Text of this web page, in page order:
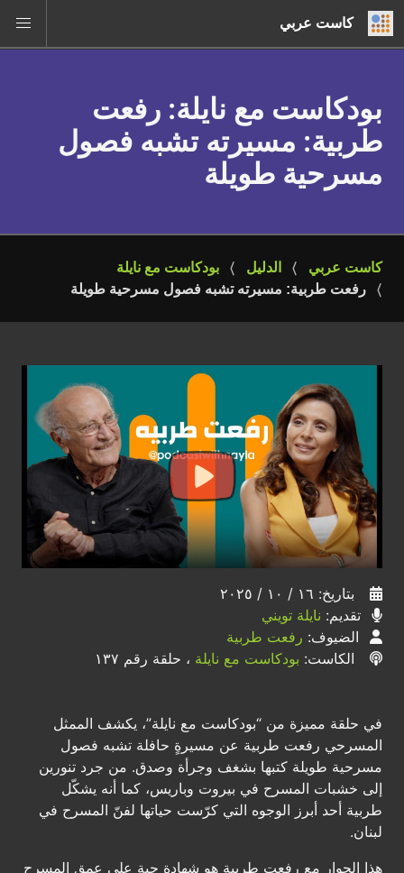
كاست عربي
بودكاست مع نايلة: رفعت
طربية: مسيرته تشبه فصول
مسرحية طويلة
كاست عربي الدليل
بودكاست مع نايلة
رفعت طربية: مسيرته تشبه فصول مسرحية طويلة
بتاريخ: ١٦ / ١٠ / ٢٠٢٥
تقديم: نايلة تويني
الضيوف: رفعت طربية
الكاست: بودكاست مع نايلة ، حلقة رقم ١٣٧
في حلقة مميزة من “بودكاست مع نايلة”، يكشف الممثل
المسرحي رفعت طربية عن مسيرةٍ حافلة تشبه فصول
مسرحية طويلة كتبها بشغف وجرأة وصدق. من جرد تنورين
إلى خشبات المسرح في بيروت وباريس، كما أنه يشكّل
طربية أحد أبرز الوجوه التي كرّست حياتها لفنّ المسرح في
لبنان.
هذا الحوار مع رفعت طربية هو شهادة حية على عمق المسرح